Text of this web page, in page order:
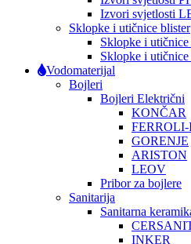
Izvori svjetlosti
Sklopke i utičnice blister
Sklopke i
Sklopke i
Vodomaterijal
Bojleri
Bojleri Električni
KONČAR
FERROLI-
GORENJE
ARISTON
LEOV
Pribor za bojlere
Sanitarija
Sanitarna
INKER